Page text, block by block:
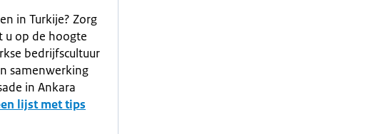
in Turkije? Zorg
u op de hoogte
bedrijfscultuur
samenwerking
in Ankara
lijst met tips